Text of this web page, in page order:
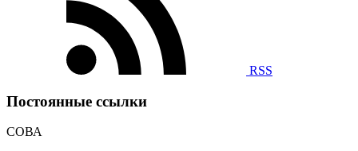
RSS
Постоянные ссылки
СОВА